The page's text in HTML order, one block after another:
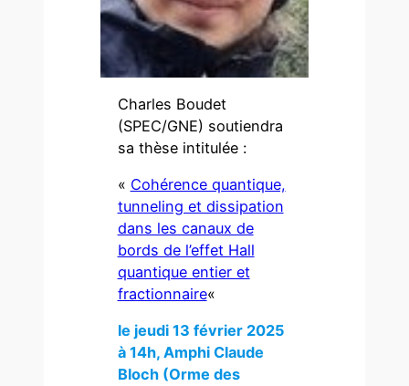
Charles Boudet
(SPEC/GNE) soutiendra
sa thèse intitulée :
« Cohérence quantique,
tunneling et dissipation
dans les canaux de
bords de l’effet Hall
quantique entier et
fractionnaire«
le jeudi 13 février 2025
à 14h, Amphi Claude
Bloch (Orme des